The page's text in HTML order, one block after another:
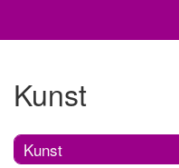
Kunst
Kunst